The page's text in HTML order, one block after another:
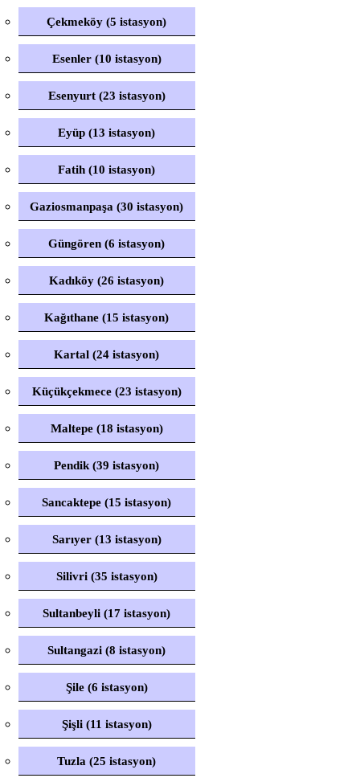
Çekmeköy (5 istasyon)
Esenler (10 istasyon)
Esenyurt (23 istasyon)
Eyüp (13 istasyon)
Fatih (10 istasyon)
Gaziosmanpaşa (30 istasyon)
Güngören (6 istasyon)
Kadıköy (26 istasyon)
Kağıthane (15 istasyon)
Kartal (24 istasyon)
Küçükçekmece (23 istasyon)
Maltepe (18 istasyon)
Pendik (39 istasyon)
Sancaktepe (15 istasyon)
Sarıyer (13 istasyon)
Silivri (35 istasyon)
Sultanbeyli (17 istasyon)
Sultangazi (8 istasyon)
Şile (6 istasyon)
Şişli (11 istasyon)
Tuzla (25 istasyon)